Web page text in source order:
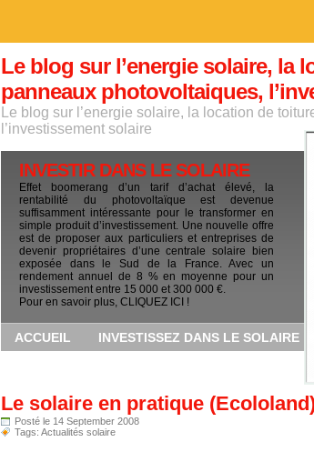
Le blog sur l’energie solaire, la
panneaux photovoltaiques,
Le blog sur l’energie solaire, la location de
l’investissement solaire
INVESTIR DANS LE SOLAIRE
Effet boomerang d’un tarif d’achat élevé, la
rentabilité du photovoltaïque est devenue
suffisamment intéressante pour le transformer en
simple produit d’investissement. Une nouvelle offre
est de proposer aux particuliers et entreprises de
devenir propriétaires d’une centrale solaire bien
exposée dans le Sud de la France. Avec un
rendement annuel de 8 % en moyenne pour un
investissement entre 15 000 et 300 000 €.
Pour en savoir plus, CLIQUEZ ICI !
ACCUEIL INVESTISSEZ DANS LE SOLAIRE
Le solaire en pratique
Posté le 14 September 2008
Tags: Actualités solaire